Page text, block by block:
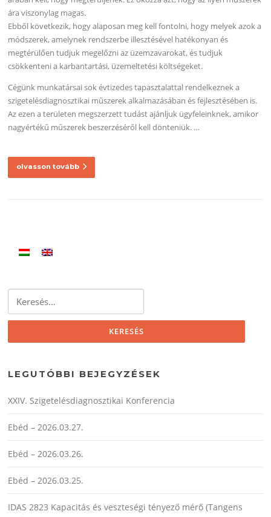
ára viszonylag magas.
Ebből következik, hogy alaposan meg kell fontolni, hogy melyek azok a
módszerek, amelynek rendszerbe illesztésével hatékonyan és
megtérülően tudjuk megelőzni az üzemzavarokat, és tudjuk
csökkenteni a karbantartási, üzemeltetési költségeket.
Cégünk munkatársai sok évtizedes tapasztalattal rendelkeznek a
szigetelésdiagnosztikai műszerek alkalmazásában és fejlesztésében is.
Az ezen a területen megszerzett tudást ajánljuk ügyfeleinknek, amikor
nagyértékű műszerek beszerzéséről kell dönteniük. …
olvasson tovább
LEGUTÓBBI BEJEGYZÉSEK
XXIV. Szigetelésdiagnosztikai Konferencia
Ebéd – 2026.03.27.
Ebéd – 2026.03.26.
Ebéd – 2026.03.25.
IDAS 2823 Kapacitás és veszteségi tényező mérő (Tangens